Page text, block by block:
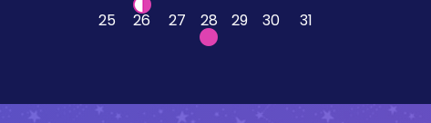
25
26 27 28 29 30 31